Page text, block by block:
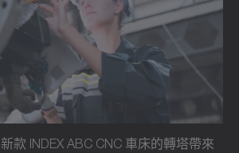
款 INDEX ABC CNC 車床的轉塔帶來